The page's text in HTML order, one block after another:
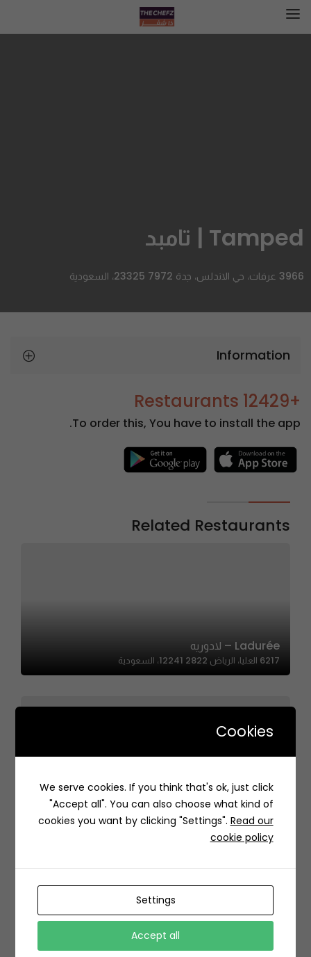
Tamped | تامبد
3966 عرفات، حي الاندلس، جدة 23325 7972، السعودية
Information
+12429 Restaurants
To order this, You have to install the app.
Related Restaurants
Ladurée – لادوريه
6217 العليا، الرياض 12241 2822، السعودية
Different Sweet | ديفرنت سويت
المدينة المنورة السعودية
طريق سعد بن عبدالرحمن الأول الفرعي، الروابي،، الروابي، الرياض
Cookies
We serve cookies. If you think that's ok, just click
"Accept all". You can also choose what kind of
cookies you want by clicking "Settings". Read our
cookie policy
Settings
Accept all